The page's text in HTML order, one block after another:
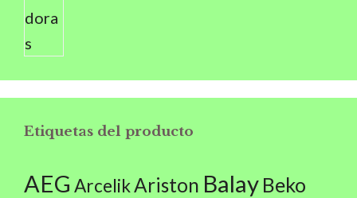
Etiquetas del producto
AEG ArcelikAriston Balay Beko